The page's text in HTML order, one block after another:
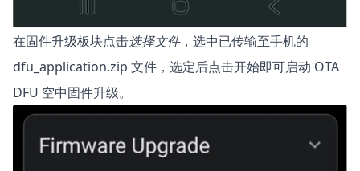
在固件升级板块点击选择文件，选中已传输至手机的
dfu_application.zip 文件，选定后点击开始即可启动 OTA
DFU 空中固件升级。